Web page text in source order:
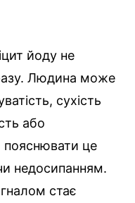
йоду не
Людина може
сухість
або
пояснювати це
недосипанням.
стає